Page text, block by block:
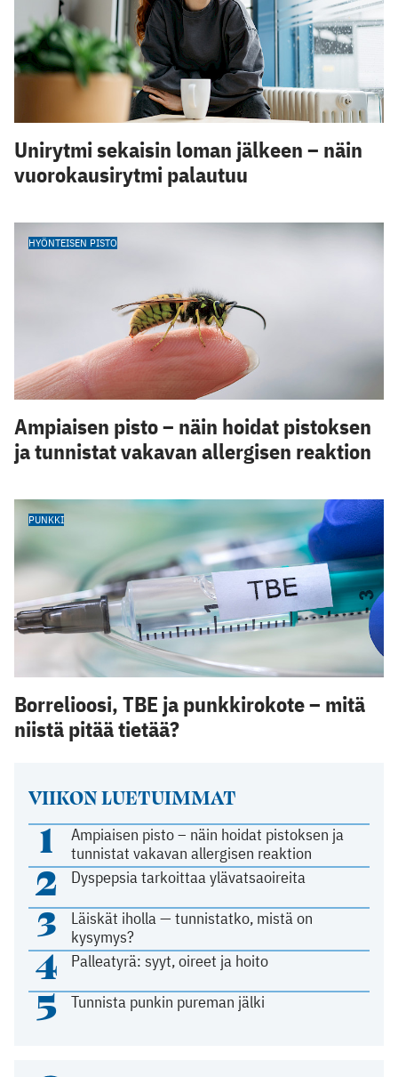
VIIKON LUETUIMMAT
1
Ampiaisen pisto – näin hoidat pistoksen ja
tunnistat vakavan allergisen reaktion
2 Dyspepsia tarkoittaa ylävatsaoireita
3
Läiskät iholla — tunnistatko, mistä on
kysymys?
4 Palleatyrä: syyt, oireet ja hoito
5 Tunnista punkin pureman jälki
Unirytmi sekaisin loman jälkeen – näin
vuorokausirytmi palautuu
HYÖNTEISEN PISTO
Ampiaisen pisto – näin hoidat pistoksen
ja tunnistat vakavan allergisen reaktion
PUNKKI
Borrelioosi, TBE ja punkkirokote – mitä
niistä pitää tietää?